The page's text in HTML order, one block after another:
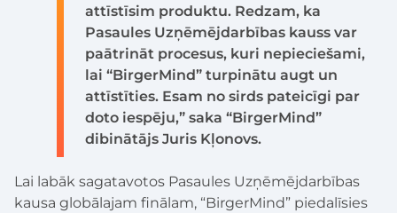
attīstīsim produktu. Redzam, ka
Pasaules Uzņēmējdarbības kauss var
paātrināt procesus, kuri nepieciešami,
lai “BirgerMind” turpinātu augt un
attīstīties. Esam no sirds pateicīgi par
doto iespēju,” saka “BirgerMind”
dibinātājs Juris Kļonovs.
Lai labāk sagatavotos Pasaules Uzņēmējdarbības
kausa globālajam finālam, “BirgerMind” piedalīsies